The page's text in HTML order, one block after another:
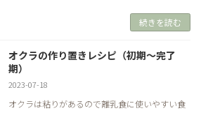
続きを読む
オクラの作り置きレシピ（初期～完了
期）
2023-07-18
オクラは粘りがあるので離乳食に使いやすい食